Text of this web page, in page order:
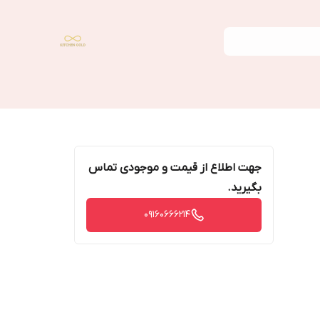
جهت اطلاع از قیمت و موجودی تماس
بگیرید.
09160666214